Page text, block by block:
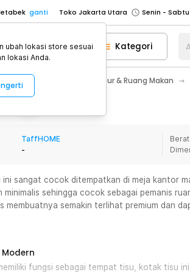
ganti Toko Jakarta Utara
Toko Tangerang
Toko Cikupa
Pick n Go Jakarta Barat
Senin -
Pick n Go Bekasi
Senin - Jumat
Senin - Jumat
Senin -
Toko Jakarta Barat
Senin -
Toko Tangerang
Toko Cikupa
Pick n Go Jakarta Barat
Senin -
Kategori
Perlengkapan Dapur & Ruang Makan
TaffHOME
-
ini sangat cocok ditempatkan di meja kantor
minimalis sehingga cocok sebagai pemanis
membuatnya semakin terlihat premium dan
fungsi sebagai tempat tisu, kotak tisu
ubah lokasi store sesuai
lokasi Anda.